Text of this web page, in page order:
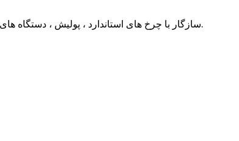
√ سازگار با چرخ های استاندارد ، پولیش ، دستگاه های کف.